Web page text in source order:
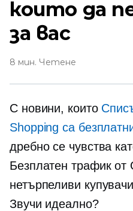
които да
за вас
8 мин. Четене
С новини, които
Shopping са
дребно се чувства
Безплатен трафик от
нетърпеливи
Звучи идеално?